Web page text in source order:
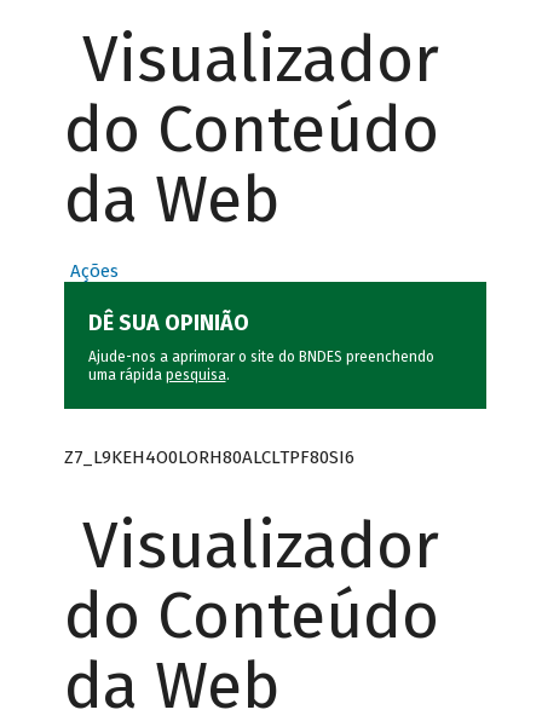
Visualizador
do Conteúdo
da Web
Ações
DÊ SUA OPINIÃO
Ajude-nos a aprimorar o site do BNDES preenchendo
uma rápida pesquisa.
Z7_L9KEH4O0LORH80ALCLTPF80SI6
Visualizador
do Conteúdo
da Web